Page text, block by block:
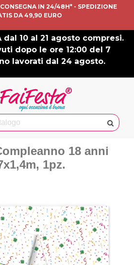
IN 24/48H* - SPEDIZIONE
DA 49,90 EURO
dal 10 al 21 agosto compresi.
dopo le ore 12:00 del 7
lavorati dal 24 agosto.
18 anni
1pz.